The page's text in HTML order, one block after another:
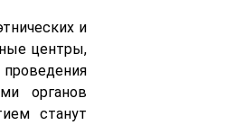
и
центры,
органов
станут